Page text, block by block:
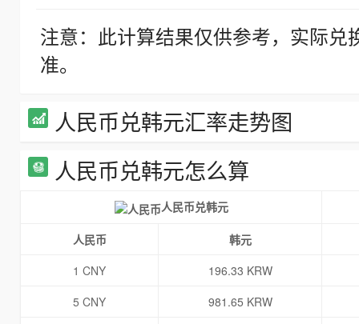
注意：此计算结果仅供参考，实际
准。
人民币兑韩元汇率走势图
人民币兑韩元怎么算
人民币兑韩元
人民币
韩元
1 CNY
196.33 KRW
5 CNY
981.65 KRW